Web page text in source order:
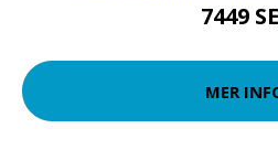
7449
MER